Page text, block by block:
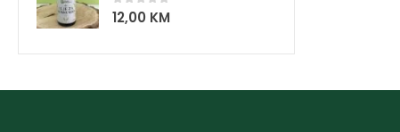
0out of 5
12,00 KM